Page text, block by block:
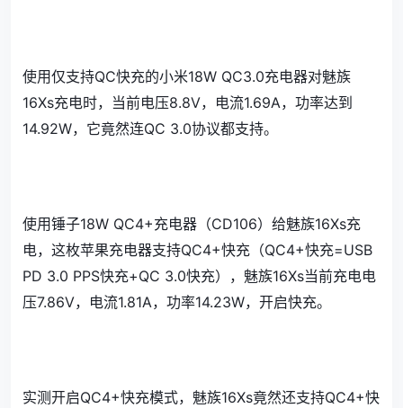
使用仅支持QC快充的小米18W QC3.0充电器对魅族
16Xs充电时，当前电压8.8V，电流1.69A，功率达到
14.92W，它竟然连QC 3.0协议都支持。
使用锤子18W QC4+充电器（CD106）给魅族16Xs充
电，这枚苹果充电器支持QC4+快充（QC4+快充=USB
PD 3.0 PPS快充+QC 3.0快充），魅族16Xs当前充电电
压7.86V，电流1.81A，功率14.23W，开启快充。
实测开启QC4+快充模式，魅族16Xs竟然还支持QC4+快